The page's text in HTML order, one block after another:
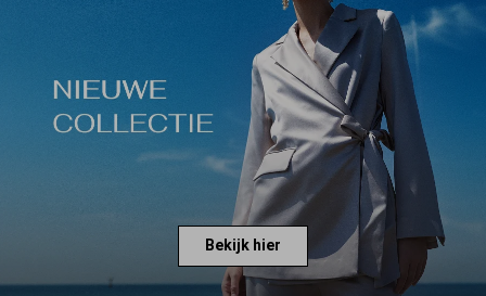
Bekijk hier